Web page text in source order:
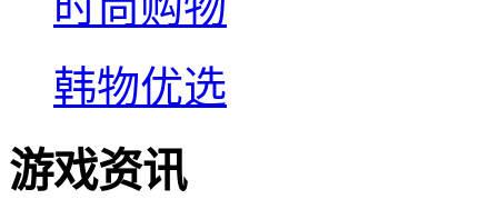
韩物优选
游戏资讯